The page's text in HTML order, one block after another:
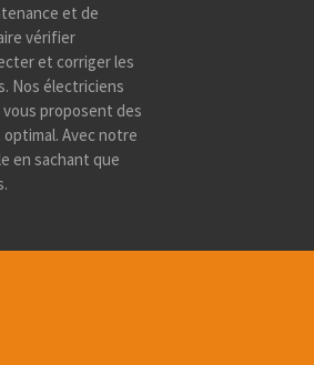
et de
vérifier
et corriger les
Nos électriciens
proposent des
Avec notre
en sachant que